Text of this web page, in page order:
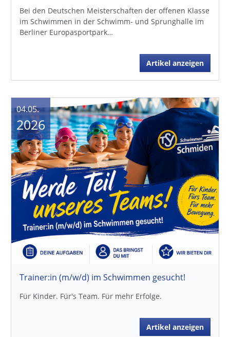
Bei den Deutschen Meisterschaften der offenen Klasse
im Schwimmen in der Schwimm- und Sprunghalle im
Berliner Europasportpark…
Artikel anzeigen
Trainer:in (m/w/d) im Schwimmen gesucht!
Für Kinder. Für's Team. Für mehr Erfolge.
Artikel anzeigen
04.05.
2026